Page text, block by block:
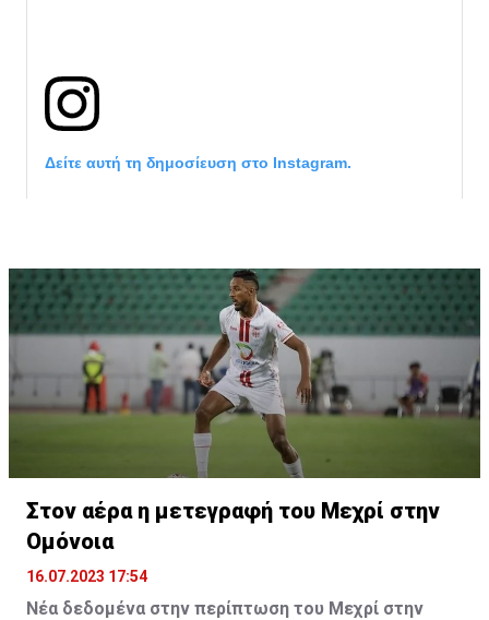
Δείτε αυτή τη δημοσίευση στο Instagram.
Στον αέρα η μετεγραφή του Μεχρί στην
Ομόνοια
16.07.2023 17:54
Νέα δεδομένα στην περίπτωση του Μεχρί στην